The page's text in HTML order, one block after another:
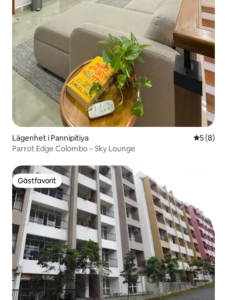
Lägenhet i Pannipitiya 5 av 5 i
5 (8)
Parrot Edge Colombo – Sky Lounge
Gästfavorit
Gästfavorit